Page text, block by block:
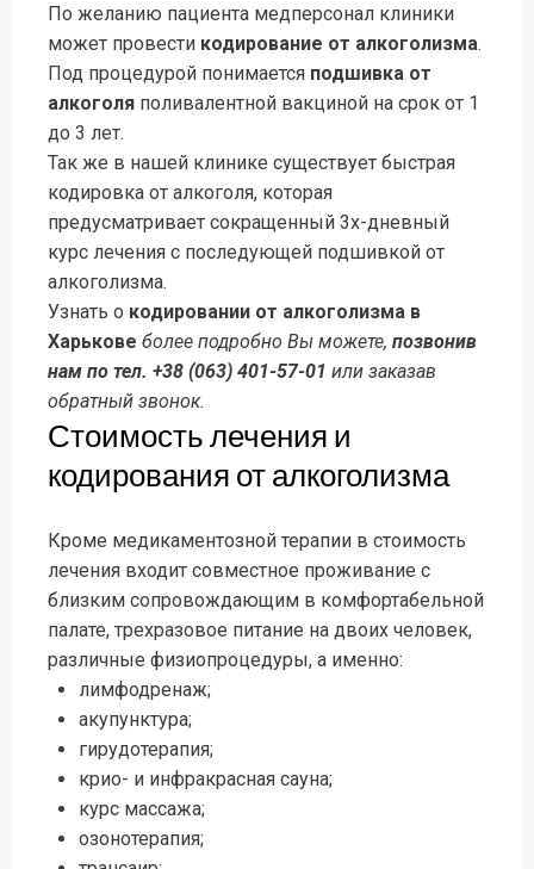
По желанию пациента медперсонал клиники
может провести кодирование от алкоголизма.
Под процедурой понимается подшивка от
алкоголя поливалентной вакциной на срок от 1
до 3 лет.
Так же в нашей клинике существует быстрая
кодировка от алкоголя, которая
предусматривает сокращенный 3х-дневный
курс лечения с последующей подшивкой от
алкоголизма.
Узнать о кодировании от алкоголизма в
Харькове более подробно Вы можете, позвонив
нам по тел. +38 (063) 401-57-01 или заказав
обратный звонок.
Стоимость лечения и
кодирования от алкоголизма
Кроме медикаментозной терапии в стоимость
лечения входит совместное проживание с
близким сопровождающим в комфортабельной
палате, трехразовое питание на двоих человек,
различные физиопроцедуры, а именно:
лимфодренаж;
акупунктура;
гирудотерапия;
крио- и инфракрасная сауна;
курс массажа;
озонотерапия;